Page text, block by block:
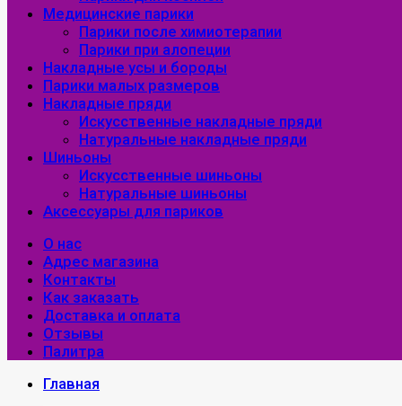
Медицинские парики
Парики после химиотерапии
Парики при алопеции
Накладные усы и бороды
Парики малых размеров
Накладные пряди
Искусственные накладные пряди
Натуральные накладные пряди
Шиньоны
Искусственные шиньоны
Натуральные шиньоны
Аксессуары для париков
О нас
Адрес магазина
Контакты
Как заказать
Доставка и оплата
Отзывы
Палитра
Главная